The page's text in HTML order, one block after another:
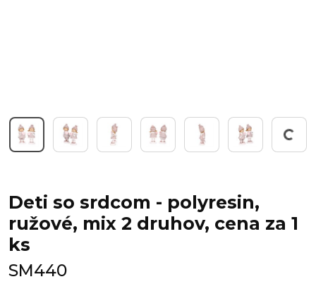
Working...
Deti so srdcom - polyresin,
ružové, mix 2 druhov, cena za 1
ks
SM440